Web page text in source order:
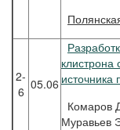
2-
6 05.06 источника
Комаров
Муравьев